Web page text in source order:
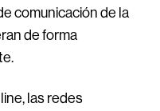
comunicación de la
de forma
las redes